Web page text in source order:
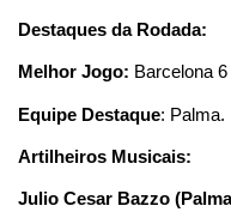
Destaques da Rodada:
Melhor Jogo: Barcelona
Equipe Destaque: Palma.
Artilheiros Musicais:
Julio Cesar Bazzo